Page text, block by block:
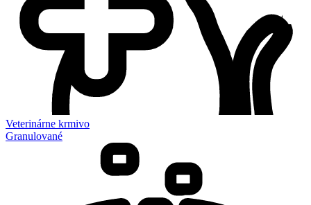
Veterinárne krmivo
Granulované